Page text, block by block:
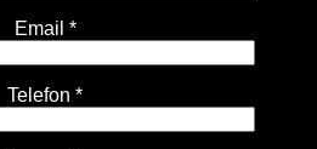
Email *
Telefon *